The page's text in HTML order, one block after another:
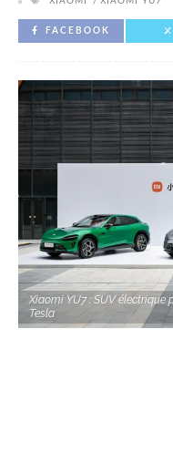
FACEBOOK
Xiaomi YU7 : SUV électrique
Tesla